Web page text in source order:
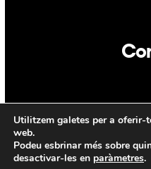
Utilitzem galetes per a oferir-
web.
Podeu esbrinar més sobre
desactivar-les en paràmetres.